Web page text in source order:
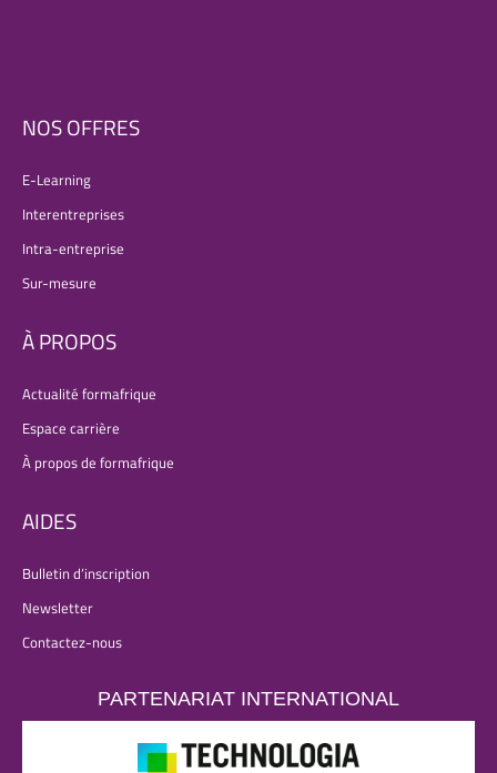
NOS OFFRES
E-Learning
Interentreprises
Intra-entreprise
Sur-mesure
À PROPOS
Actualité formafrique
Espace carrière
À propos de formafrique
AIDES
Bulletin d’inscription
Newsletter
Contactez-nous
PARTENARIAT INTERNATIONAL